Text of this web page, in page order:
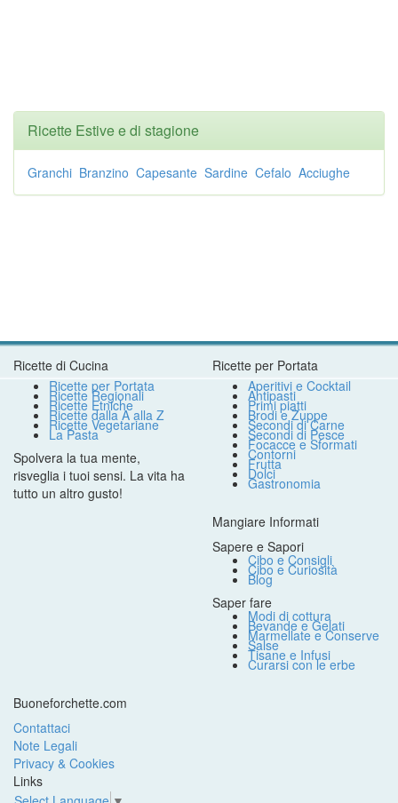
Ricette Estive e di stagione
Granchi Branzino Capesante Sardine Cefalo Acciughe
Ricette di Cucina
Ricette per Portata
Ricette Regionali
Ricette Etniche
Ricette dalla A alla Z
Ricette Vegetariane
La Pasta
Spolvera la tua mente,
risveglia i tuoi sensi. La vita ha
tutto un altro gusto!
Ricette per Portata
Aperitivi e Cocktail
Antipasti
Primi piatti
Brodi e Zuppe
Secondi di Carne
Secondi di Pesce
Focacce e Sformati
Contorni
Frutta
Dolci
Gastronomia
Mangiare Informati
Sapere e Sapori
Cibo e Consigli
Cibo e Curiosità
Blog
Saper fare
Modi di cottura
Bevande e Gelati
Marmellate e Conserve
Salse
Tisane e Infusi
Curarsi con le erbe
Buoneforchette.com
Contattaci
Note Legali
Privacy & Cookies
Links